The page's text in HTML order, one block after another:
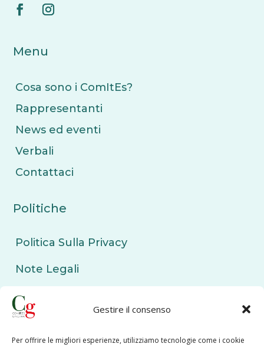
Gestire il consenso
Per offrire le migliori esperienze, utilizziamo tecnologie come i cookie
Menu
Cosa sono i ComItEs?
Rappresentanti
News ed eventi
Verbali
Contattaci
Politiche
Politica Sulla Privacy
Note Legali
Politica sui Cookie